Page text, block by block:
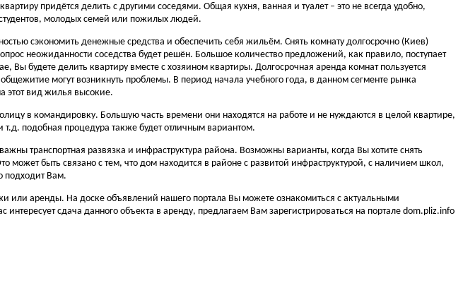
придётся делить с другими соседями. Общая кухня, ванная и туалет – это не всегда удобно,
молодых семей или пожилых людей.
сэкономить денежные средства и обеспечить себя жильём. Снять комнату долгосрочно (Киев)
неожиданности соседства будет решён. Большое количество предложений, как правило, поступает
Вы будете делить квартиру вместе с хозяином квартиры. Долгосрочная аренда комнат пользуется
могут возникнуть проблемы. В период начала учебного года, в данном сегменте рынка
этот вид жилья высокие.
в командировку. Большую часть времени они находятся на работе и не нуждаются в целой квартире,
подобная процедура также будет отличным вариантом.
транспортная развязка и инфраструктура района. Возможны варианты, когда Вы хотите снять
быть связано с тем, что дом находится в районе с развитой инфраструктурой, с наличием школ,
подходит Вам.
или аренды. На доске объявлений нашего портала Вы можете ознакомиться с актуальными
сдача данного объекта в аренду, предлагаем Вам зарегистрироваться на портале dom.pliz.info